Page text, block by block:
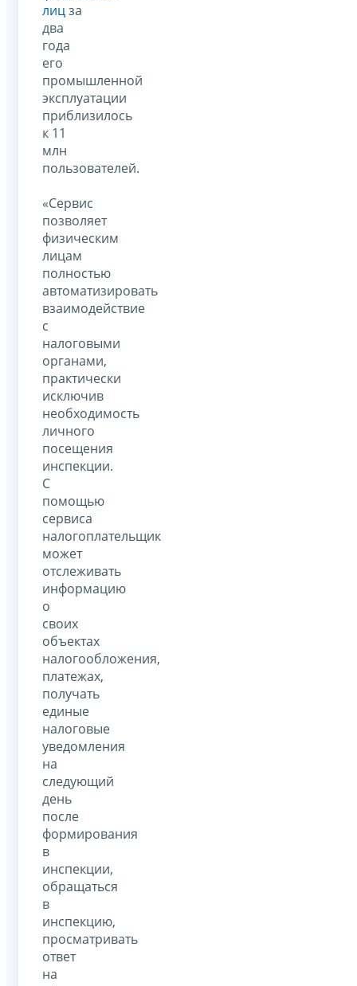
лицза
два
года
его
промышленной
эксплуатации
приблизилось
к 11
млн
пользователей.
«Сервис
позволяет
физическим
лицам
полностью
автоматизировать
взаимодействие
с
налоговыми
органами,
практически
исключив
необходимость
личного
посещения
инспекции.
С
помощью
сервиса
налогоплательщик
может
отслеживать
информацию
о
своих
объектах
налогообложения,
платежах,
получать
единые
налоговые
уведомления
на
следующий
день
после
формирования
в
инспекции,
обращаться
в
инспекцию,
просматривать
ответ
на